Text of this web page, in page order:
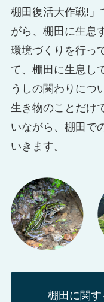
棚田復活大作戦!」
がら、棚田に生息
環境づくりを行っ
て、棚田に生息し
うしの関わりにつ
生き物のことだけ
いながら、棚田で
いきます。
棚田に関す